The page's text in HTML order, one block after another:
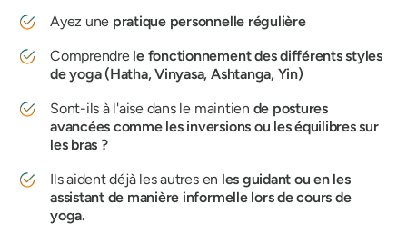
Ayez une pratique personnelle régulière
Comprendre le fonctionnement des différents styles
de yoga (Hatha, Vinyasa, Ashtanga, Yin)
Sont-ils à l'aise dans le maintien de postures
avancées comme les inversions ou les équilibres sur
les bras ?
Ils aident déjà les autres en les guidant ou en les
assistant de manière informelle lors de cours de
yoga.